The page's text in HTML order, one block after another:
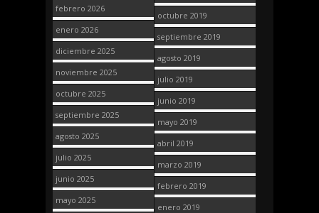
febrero 2026
enero 2026
diciembre 2025
noviembre 2025
octubre 2025
septiembre 2025
agosto 2025
julio 2025
junio 2025
mayo 2025
octubre 2019
septiembre 2019
agosto 2019
julio 2019
junio 2019
mayo 2019
abril 2019
marzo 2019
febrero 2019
enero 2019